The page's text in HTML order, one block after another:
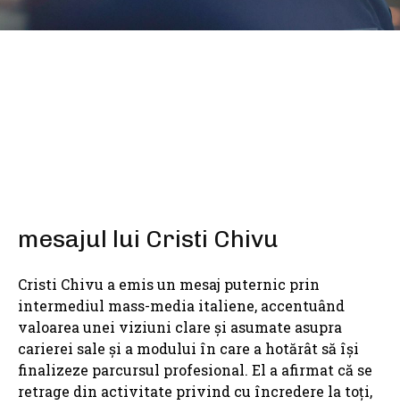
mesajul lui Cristi Chivu
Cristi Chivu a emis un mesaj puternic prin
intermediul mass-media italiene, accentuând
valoarea unei viziuni clare și asumate asupra
carierei sale și a modului în care a hotărât să își
finalizeze parcursul profesional. El a afirmat că se
retrage din activitate privind cu încredere la toți,